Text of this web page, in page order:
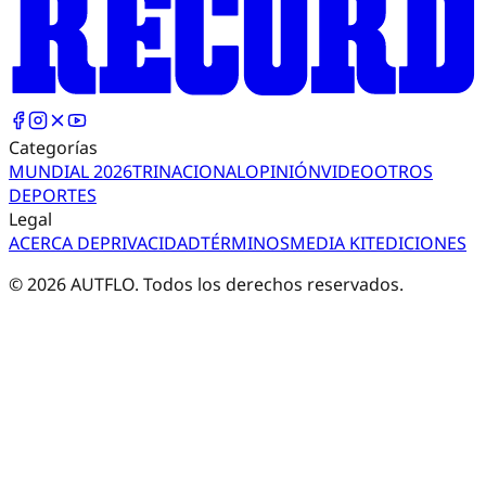
Categorías
MUNDIAL 2026TRINACIONALOPINIÓNVIDEOOTROS
DEPORTES
Legal
ACERCA DEPRIVACIDADTÉRMINOSMEDIA KITEDICIONES
©2026AUTFLO. Todos los derechos reservados.